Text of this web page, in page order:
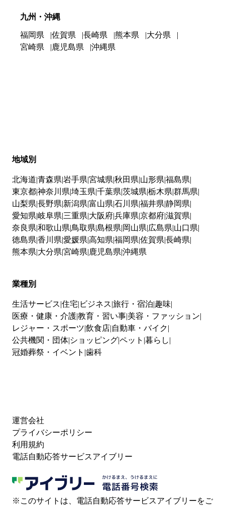
九州・沖縄
福岡県 佐賀県 長崎県 熊本県
大分県
宮崎県
鹿児島県 沖縄県
地域別
北海道 青森県 岩手県 宮城県 秋田県 山形県 福島県
東京都神奈川県 埼玉県 千葉県 茨城県 栃木県 群馬県
山梨県 長野県 新潟県 富山県 石川県 福井県 静岡県
愛知県 岐阜県 三重県 大阪府兵庫県 京都府滋賀県
奈良県 和歌山県 鳥取県 島根県 岡山県 広島県 山口県
徳島県 香川県 愛媛県 高知県 福岡県 佐賀県 長崎県
熊本県 大分県 宮崎県 鹿児島県 沖縄県
業種別
生活サービス 住宅 ビジネス 旅行・宿泊 趣味
医療・健康・介護教育・習い事 美容・ファッション
レジャー・スポーツ 飲食店 自動車・バイク
公共機関・団体 ショッピングペット 暮らし
冠婚葬祭・イベント 歯科
運営会社
プライバシーポリシー
利用規約
電話自動応答サービスアイブリー
※このサイトは、電話自動応答サービスアイブリーをご